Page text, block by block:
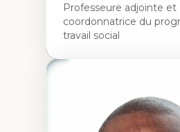
Professeure adjointe et
coordonnatrice du
travail social
Travail social, action et
Fondements de
nouvelles pratiques en